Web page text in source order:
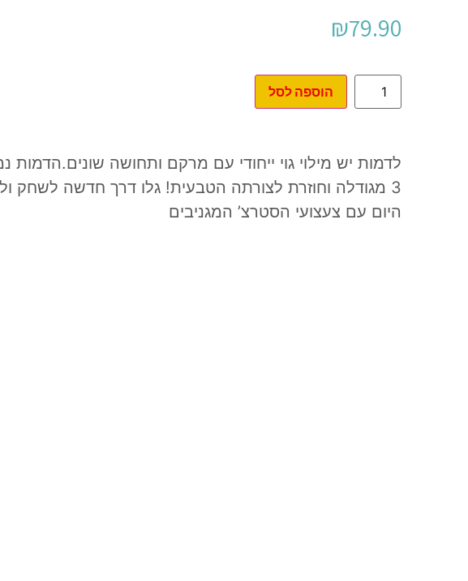
₪79.90
הוספה לסל
לדמות יש מילוי גוי ייחודי עם מרקם ותחושה שונים.הדמות
3 מגודלה וחוזרת לצורתה הטבעית! גלו דרך חדשה לשחק
היום עם צעצועי הסטרצ’ המגניבים